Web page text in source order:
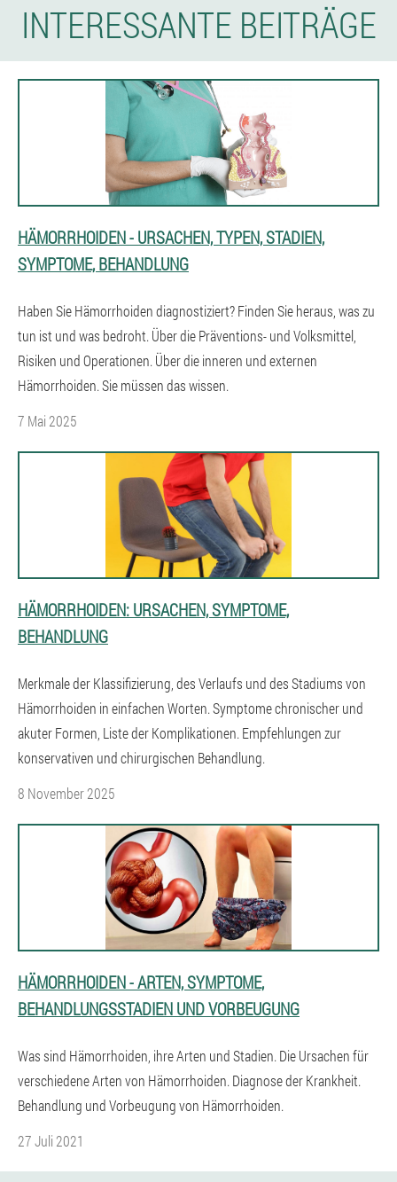
INTERESSANTE BEITRÄGE
HÄMORRHOIDEN - URSACHEN, TYPEN, STADIEN,
SYMPTOME, BEHANDLUNG
Haben Sie Hämorrhoiden diagnostiziert? Finden Sie heraus, was zu
tun ist und was bedroht. Über die Präventions- und Volksmittel,
Risiken und Operationen. Über die inneren und externen
Hämorrhoiden. Sie müssen das wissen.
7 Mai 2025
HÄMORRHOIDEN: URSACHEN, SYMPTOME,
BEHANDLUNG
Merkmale der Klassifizierung, des Verlaufs und des Stadiums von
Hämorrhoiden in einfachen Worten. Symptome chronischer und
akuter Formen, Liste der Komplikationen. Empfehlungen zur
konservativen und chirurgischen Behandlung.
8 November 2025
HÄMORRHOIDEN - ARTEN, SYMPTOME,
BEHANDLUNGSSTADIEN UND VORBEUGUNG
Was sind Hämorrhoiden, ihre Arten und Stadien. Die Ursachen für
verschiedene Arten von Hämorrhoiden. Diagnose der Krankheit.
Behandlung und Vorbeugung von Hämorrhoiden.
27 Juli 2021